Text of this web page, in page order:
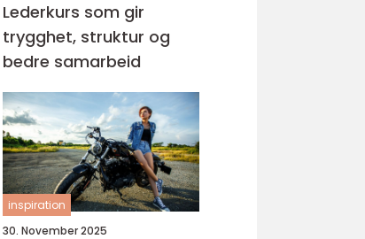
Lederkurs som gir
trygghet, struktur og
bedre samarbeid
inspiration
30. November 2025